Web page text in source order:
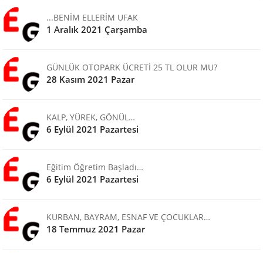
...BENİM ELLERİM UFAK
1 Aralık 2021 Çarşamba
GÜNLÜK OTOPARK ÜCRETİ 25 TL OLUR MU?
28 Kasım 2021 Pazar
KALP, YÜREK, GÖNÜL…
6 Eylül 2021 Pazartesi
Eğitim Öğretim Başladı…
6 Eylül 2021 Pazartesi
KURBAN, BAYRAM, ESNAF VE ÇOCUKLAR…
18 Temmuz 2021 Pazar